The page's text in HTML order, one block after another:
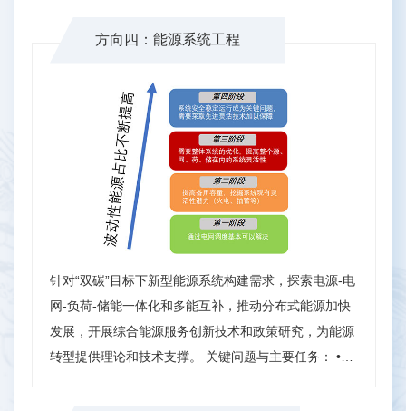
捕集封存技术（CCS,CCUS驱油和化工等） • 零碳工业
方向四：能源系统工程
针对“双碳”目标下新型能源系统构建需求，探索电源-电
网-负荷-储能一体化和多能互补，推动分布式能源加快
发展，开展综合能源服务创新技术和政策研究，为能源
转型提供理论和技术支撑。 关键问题与主要任务： •